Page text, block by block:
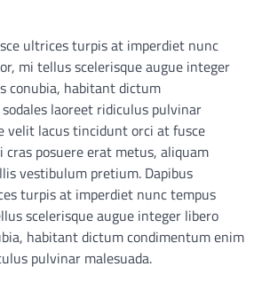
ultrices turpis at imperdiet nunc
mi tellus scelerisque augue integer
conubia, habitant dictum
laoreet ridiculus pulvinar
velit lacus tincidunt orci at fusce
posuere erat metus, aliquam
vestibulum pretium. Dapibus
turpis at imperdiet nunc tempus
scelerisque augue integer libero
habitant dictum condimentum enim
pulvinar malesuada.